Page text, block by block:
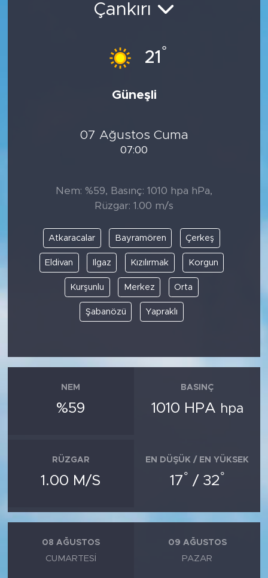
Çankırı
21 °
Güneşli
07 Ağustos Cuma
07:00
Nem: %59, Basınç: 1010 hpa hPa,
Rüzgar: 1.00 m/s
Atkaracalar Bayramören Çerkeş
Eldivan Ilgaz Kızılırmak Korgun
Kurşunlu Merkez Orta
Şabanözü Yapraklı
NEM
%59
BASINÇ
1010 HPA hpa
RÜZGAR
1.00 M/S
EN DÜŞÜK / EN YÜKSEK
17° / 32°
08 AĞUSTOS
CUMARTESI
09 AĞUSTOS
PAZAR
Bingöl Kaza Haberleri